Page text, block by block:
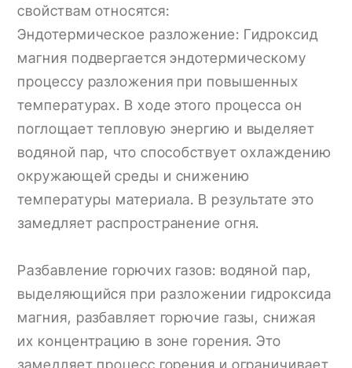
свойствам относятся:
Эндотермическое разложение: Гидроксид
магния подвергается эндотермическому
процессу разложения при повышенных
температурах. В ходе этого процесса он
поглощает тепловую энергию и выделяет
водяной пар, что способствует охлаждению
окружающей среды и снижению
температуры материала. В результате это
замедляет распространение огня.
Разбавление горючих газов: водяной пар,
выделяющийся при разложении гидроксида
магния, разбавляет горючие газы, снижая
их концентрацию в зоне горения. Это
замедляет процесс горения и ограничивает